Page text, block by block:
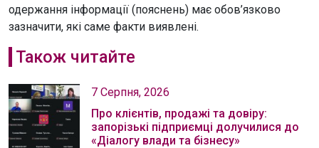
одержання інформації (пояснень) має обов’язково
зазначити, які саме факти виявлені.
Також читайте
7 Серпня, 2026
Про клієнтів, продажі та довіру:
запорізькі підприємці долучилися до
«Діалогу влади та бізнесу»